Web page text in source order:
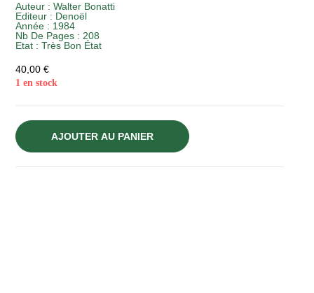
Auteur :Walter Bonatti
Editeur : Denoël
Année : 1984
Nb De Pages : 208
Etat :Très Bon État
40,00€
1 en stock
AJOUTER AU PANIER